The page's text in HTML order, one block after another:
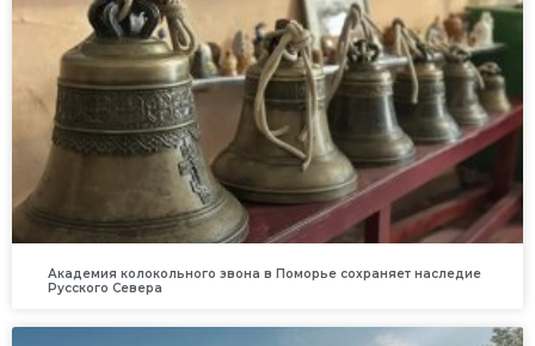
Академия колокольного звона в Поморье сохраняет наследие
Русского Севера